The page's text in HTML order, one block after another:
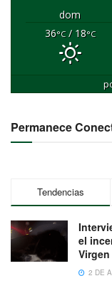
dom
36°C/ 18°C
Permanece
Tendencias
el
2 DE